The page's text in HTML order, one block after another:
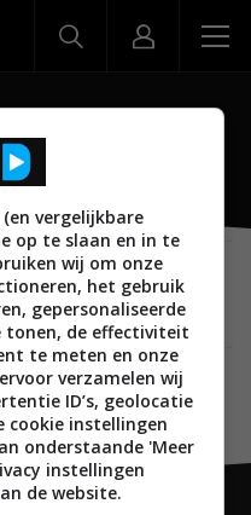
2013
AV receivers, waaronder
vergelijkbare
op te slaan en in te
wij om onze
het gebruik
gepersonaliseerde
de effectiviteit
te meten en onze
verzamelen wij
ID’s, geolocatie
cookie instellingen
onderstaande 'Meer
instellingen
de website.